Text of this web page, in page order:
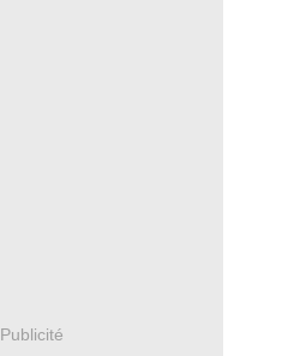
Publicité